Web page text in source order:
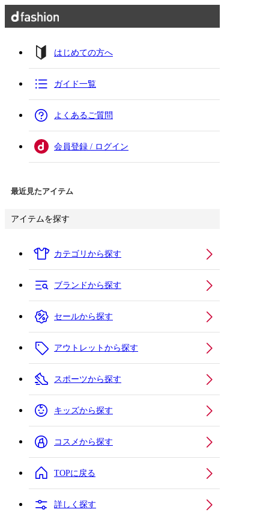
はじめての方へ
ガイド一覧
よくあるご質問
会員登録 / ログイン
最近見たアイテム
アイテムを探す
カテゴリから探す
ブランドから探す
セールから探す
アウトレットから探す
スポーツから探す
キッズから探す
コスメから探す
TOPに戻る
詳しく探す